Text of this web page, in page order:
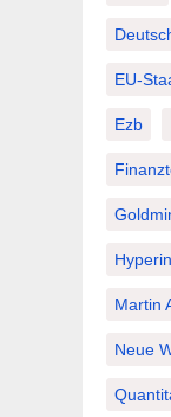
EU-
Ezb
Martin
Neue